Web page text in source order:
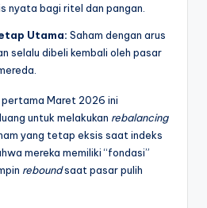
nyata bagi ritel dan pangan.
Utama: Saham dengan arus
selalu dibeli kembali oleh pasar
pertama Maret 2026 ini
untuk melakukan rebalancing
yang tetap eksis saat indeks
mereka memiliki “fondasi”
reboundsaat pasar pulih